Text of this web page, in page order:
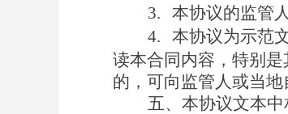
3.
本协议的监管
4.
本协议为示范
读本合同内容，特别
的，可向监管人或当地
五、本协议文本